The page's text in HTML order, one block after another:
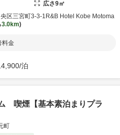
広さ9㎡
区三宮町3-3-1 R&B Hotel Kobe Motoma
3.0km
料金
/泊
喫煙【基本素泊まりプラ
町